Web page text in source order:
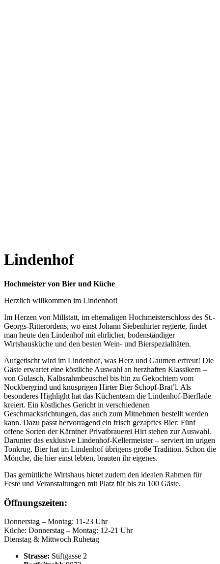
Lindenhof
Hochmeister von Bier und Küche
Herzlich willkommen im Lindenhof!
Im Herzen von Millstatt, im ehemaligen Hochmeisterschloss des St.-
Georgs-Ritterordens, wo einst Johann Siebenhirter regierte, findet
man heute den Lindenhof mit ehrlicher, bodenständiger
Wirtshausküche und den besten Wein- und Bierspezialitäten.
Aufgetischt wird im Lindenhof, was Herz und Gaumen erfreut! Die
Gäste erwartet eine köstliche Auswahl an herzhaften Klassikern –
von Gulasch, Kalbsrahmbeuschel bis hin zu Gekochtem vom
Nockbergrind und knusprigen Hirter Bier Schopf-Brat’l. Als
besonderes Highlight hat das Küchenteam die Lindenhof-Bierflade
kreiert. Ein köstliches Gericht in verschiedenen
Geschmacksrichtungen, das auch zum Mitnehmen bestellt werden
kann. Dazu passt hervorragend ein frisch gezapftes Bier: Fünf
offene Sorten der Kärntner Privatbrauerei Hirt stehen zur Auswahl.
Darunter das exklusive Lindenhof-Kellermeister – serviert im urigen
Tonkrug. Bier hat im Lindenhof übrigens große Tradition. Schon die
Mönche, die hier einst lebten, brauten ihr eigenes.
Das gemütliche Wirtshaus bietet zudem den idealen Rahmen für
Feste und Veranstaltungen mit Platz für bis zu 100 Gäste.
Öffnungszeiten:
Donnerstag – Montag: 11-23 Uhr
Küche: Donnerstag – Montag: 12-21 Uhr
Dienstag & Mittwoch Ruhetag
Strasse: Stiftgasse 2